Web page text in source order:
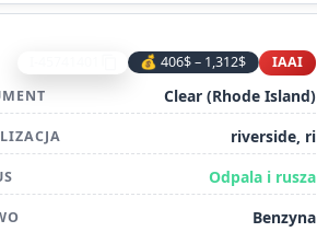
💰 406$ – 1,312$ IAAI
Clear (Rhode Island)
riverside, ri
Odpala i rusza
Benzyna